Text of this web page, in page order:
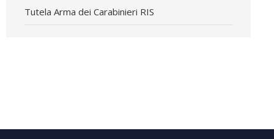
Tutela Arma dei Carabinieri RIS